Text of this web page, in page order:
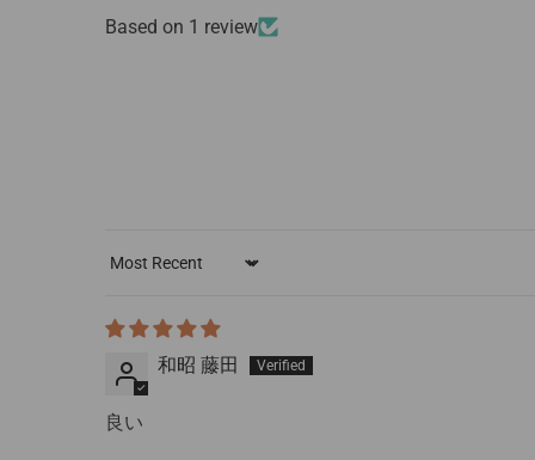
Based on 1 review
Sort by
和昭 藤田
良い